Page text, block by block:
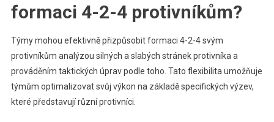
formaci 4-2-4 protivníkům?
Týmy mohou efektivně přizpůsobit formaci 4-2-4 svým
protivníkům analýzou silných a slabých stránek protivníka a
prováděním taktických úprav podle toho. Tato flexibilita umožňuje
týmům optimalizovat svůj výkon na základě specifických výzev,
které představují různí protivníci.